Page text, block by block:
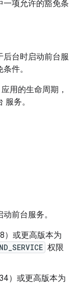
一项允许的豁免条
后台时启动前台服
件。
用的生命周期，
务。
前台服务。
）或更高版本为
权限
）或更高版本为